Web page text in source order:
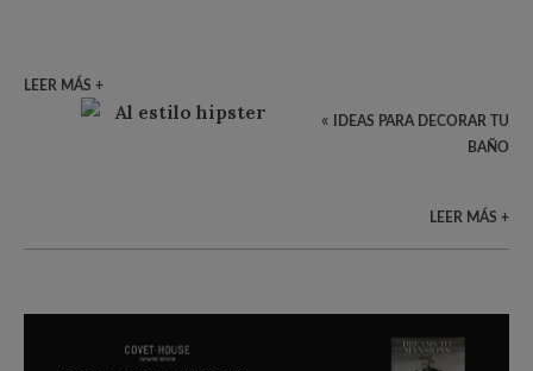
LEER MÁS +
«
IDEAS PARA DECORAR TU
BAÑO
LEER MÁS +